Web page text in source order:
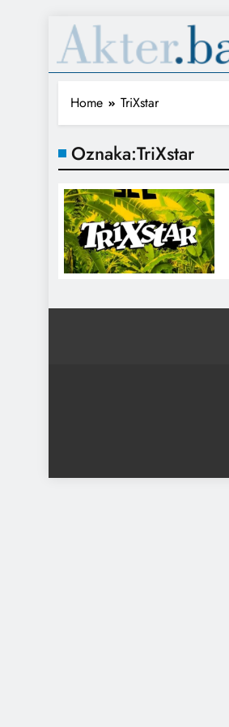
Home TriXstar
Oznaka:TriXstar